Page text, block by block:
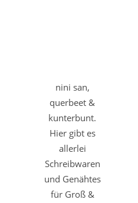
nini san,
querbeet &
kunterbunt.
Hier gibt es
allerlei
Schreibwaren
und Genähtes
für Groß &